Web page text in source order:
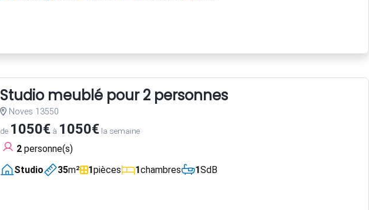
Studio meublé pour 2 personnes
Noves 13550
de 1050€à 1050€la semaine
2personne(s)
Studio
35m² 1pièces 1chambres 1SdB